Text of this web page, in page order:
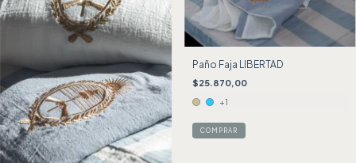
Paño Faja LIBERTAD
$25.870,00
+1
COMPRAR